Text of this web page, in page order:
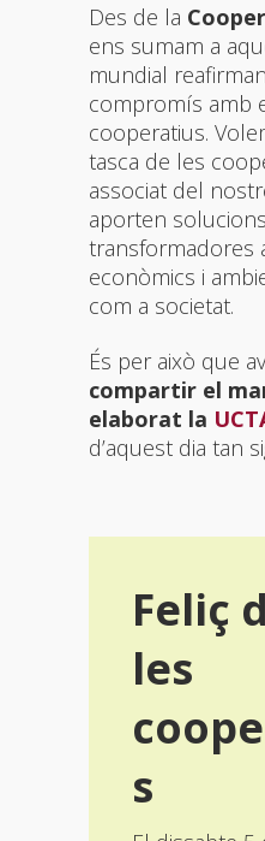
Des de la
ens sumam a
mundial
compromís amb
cooperatius.
tasca de les
associat del
aporten
transformadores
econòmics i
com a societat.
És per això que
compartir el
elaborat la
d’aquest dia tan
Feliç
les
s